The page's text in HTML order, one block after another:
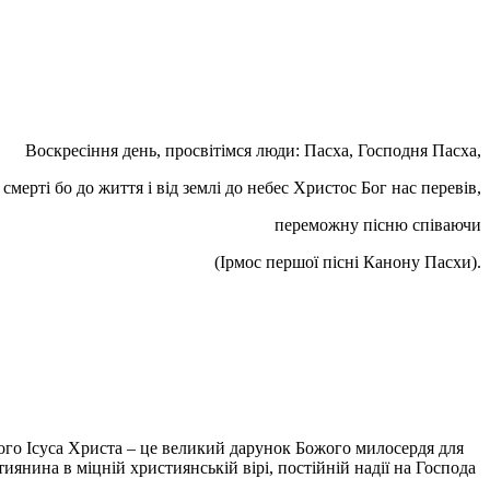
Воскресіння день, просвітімся люди: Пасха, Господня Пасха,
смерті бо до життя і від землі до небес Христос Бог нас перевів,
переможну пісню співаючи
(Ірмос першої пісні Канону Пасхи).
Ісуса Христа – це великий дарунок Божого милосердя для
в міцній християнській вірі, постійній надії на Господа